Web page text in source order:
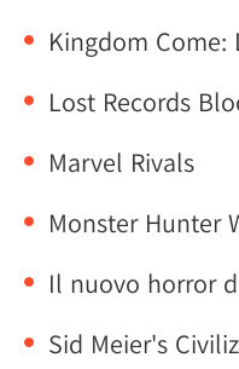
Kingdom Come:
Lost Records
Marvel Rivals
Monster Hunter
Il nuovo horror
Sid Meier's